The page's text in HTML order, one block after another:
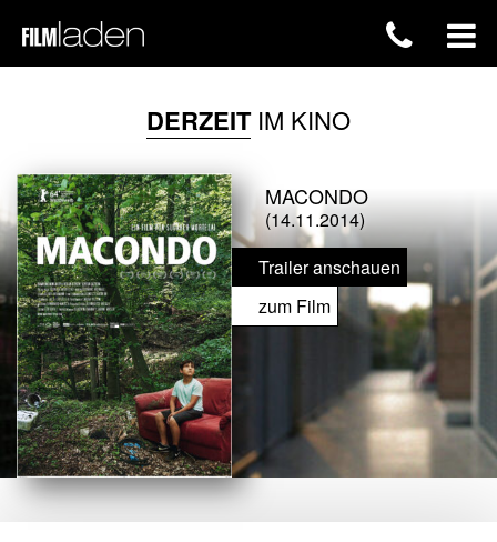
DERZEITIM KINO
MACONDO
(14.11.2014)
Trailer anschauen
zum Film